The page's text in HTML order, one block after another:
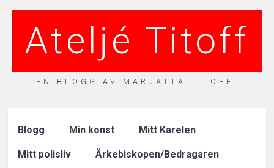
Ateljé Titoff
EN BLOGG AV MARJATTA TITOFF.
Blogg Min konst Mitt Karelen
Mitt polisliv Ärkebiskopen/Bedragaren